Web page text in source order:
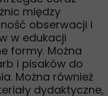
między
obserwacji i
w edukacji
formy. Można
i pisaków do
Można również
dydaktyczne,